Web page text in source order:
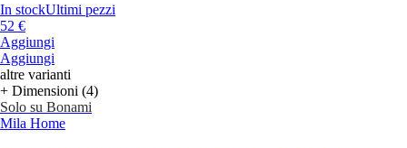
In stockUltimi pezzi
52 €
Aggiungi
Aggiungi
altre varianti
+ Dimensioni (4)
Solo su Bonami
Mila Home